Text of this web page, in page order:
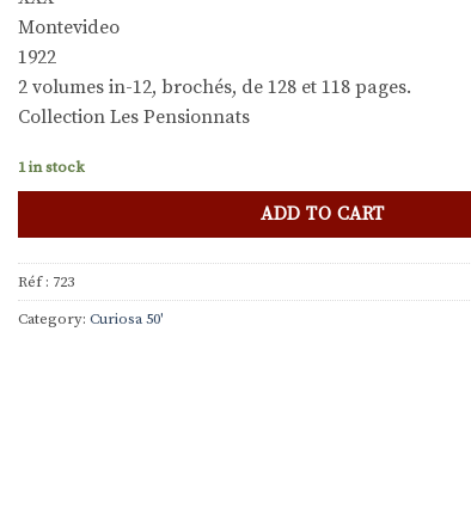
Montevideo
1922
2 volumes in-12, brochés, de 128 et 118 pages.
Collection Les Pensionnats
1 in stock
ADD TO CART
Réf : 723
Category: Curiosa 50'